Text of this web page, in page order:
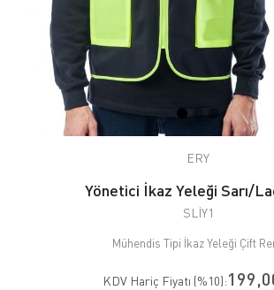
ERY
Yönetici İkaz Yeleği Sarı/
SLİY1
Mühendis Tipi İkaz Yeleği Çift
KDV Hariç Fiyatı (%10):